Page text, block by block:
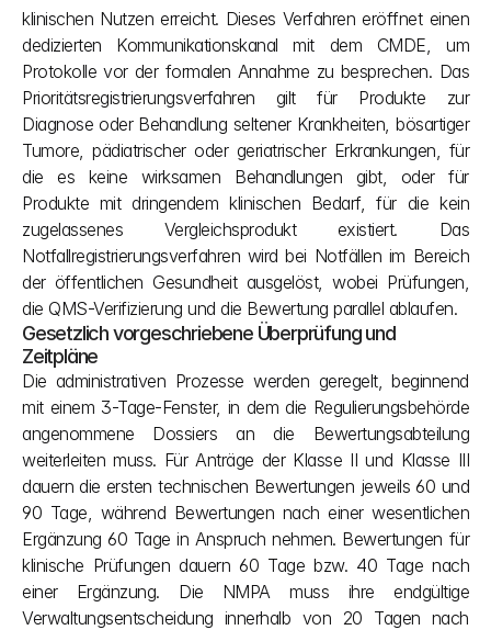
klinischen Nutzen erreicht. Dieses Verfahren eröffnet einen
dedizierten Kommunikationskanal mit dem CMDE, um
Protokolle vor der formalen Annahme zu besprechen. Das
Prioritätsregistrierungsverfahren gilt für Produkte zur
Diagnose oder Behandlung seltener Krankheiten, bösartiger
Tumore, pädiatrischer oder geriatrischer Erkrankungen, für
die es keine wirksamen Behandlungen gibt, oder für
Produkte mit dringendem klinischen Bedarf, für die kein
zugelassenes Vergleichsprodukt existiert. Das
Notfallregistrierungsverfahren wird bei Notfällen im Bereich
der öffentlichen Gesundheit ausgelöst, wobei Prüfungen,
die QMS-Verifizierung und die Bewertung parallel ablaufen.
Gesetzlich vorgeschriebene Überprüfung und
Zeitpläne
Die administrativen Prozesse werden geregelt, beginnend
mit einem 3-Tage-Fenster, in dem die Regulierungsbehörde
angenommene Dossiers an die Bewertungsabteilung
weiterleiten muss. Für Anträge der Klasse II und Klasse III
dauern die ersten technischen Bewertungen jeweils 60 und
90 Tage, während Bewertungen nach einer wesentlichen
Ergänzung 60 Tage in Anspruch nehmen. Bewertungen für
klinische Prüfungen dauern 60 Tage bzw. 40 Tage nach
einer Ergänzung. Die NMPA muss ihre endgültige
Verwaltungsentscheidung innerhalb von 20 Tagen nach